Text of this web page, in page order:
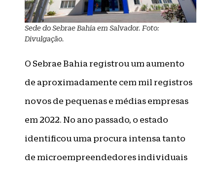
Sede do Sebrae Bahia em Salvador. Foto:
Divulgação.
O Sebrae Bahia registrou um aumento
de aproximadamente cem mil registros
novos de pequenas e médias empresas
em 2022. No ano passado, o estado
identificou uma procura intensa tanto
de microempreendedores individuais